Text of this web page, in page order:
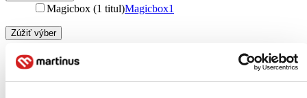
Magicbox (1 titul)Magicbox1
Zúžiť výber
Zoradiť